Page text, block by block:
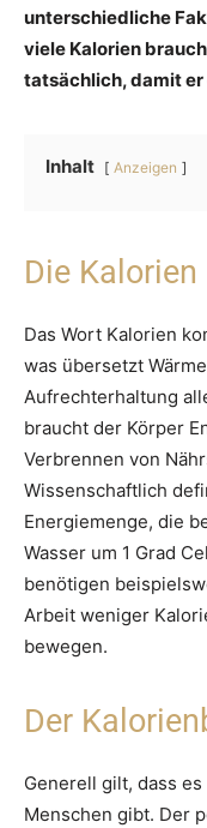
unterschiedliche
viele Kalorien
tatsächlich, damit
Inhalt Anzeigen
Die Kalorien
Das Wort Kalorien
was übersetzt
Aufrechterhaltung
braucht der Körper
Verbrennen von
Wissenschaftlich
Energiemenge, die
Wasser um 1 Grad
benötigen
Arbeit weniger
bewegen.
Der
Generell gilt, dass
Menschen gibt. Der